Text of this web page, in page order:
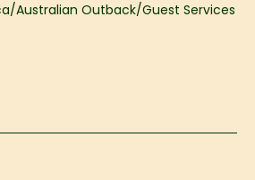
Australian Outback/Guest Services